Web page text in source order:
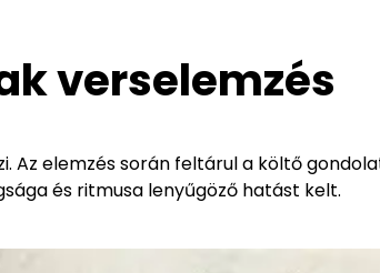
verselemzés
Az elemzés során feltárul a költő
és ritmusa lenyűgöző hatást kelt.